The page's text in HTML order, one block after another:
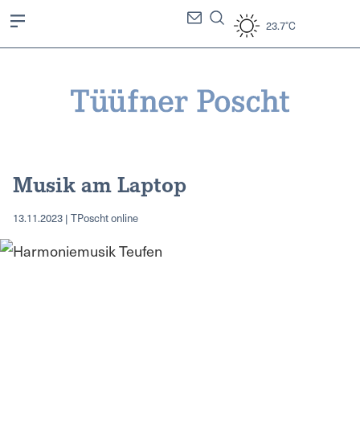
23.7°C
Musik am Laptop
13.11.2023 | TPoscht online